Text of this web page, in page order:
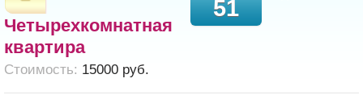
51
Четырехкомнатная
квартира
Cтоимость: 15000 руб.